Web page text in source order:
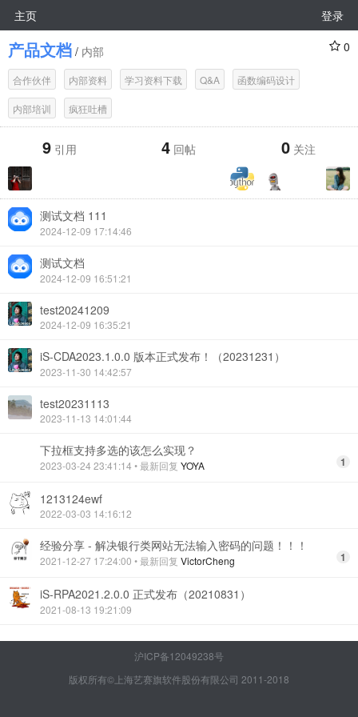
主页 登录
产品文档 / 内部 0
合作伙伴 内部资料 学习资料下载 Q&A 函数编码设计
内部培训 疯狂吐槽
9 引用 4 回帖 0 关注
测试文档 111
2024-12-09 17:14:46
测试文档
2024-12-09 16:51:21
test20241209
2024-12-09 16:35:21
iS-CDA2023.1.0.0 版本正式发布！（20231231）
2023-11-30 14:42:57
test20231113
2023-11-13 14:01:44
下拉框支持多选的该怎么实现？
2023-03-24 23:41:14 • 最新回复 YOYA 1
1213124ewf
2022-03-03 14:16:12
经验分享 - 解决银行类网站无法输入密码的问题！！！
2021-12-27 17:24:00 • 最新回复 VictorCheng 1
iS-RPA2021.2.0.0 正式发布（20210831）
2021-08-13 19:21:09
沪ICP备12049238号
版权所有©上海艺赛旗软件股份有限公司 2011-2018